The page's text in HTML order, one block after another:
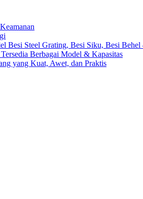
Besi Steel Grating, Besi Siku, Besi
Berbagai Model & Kapasitas
yang Kuat, Awet, dan Praktis